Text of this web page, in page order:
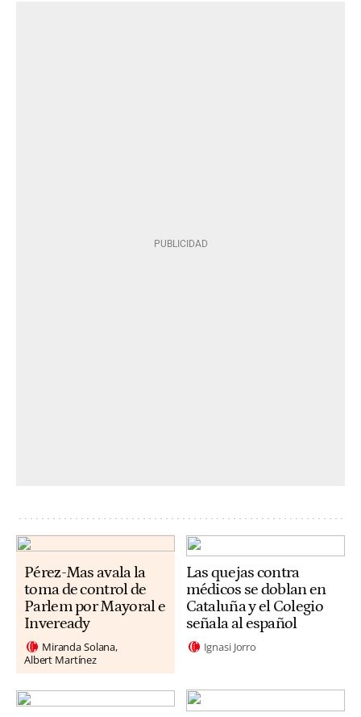
Pérez-Mas avala la
toma de control de
Parlem por Mayoral e
Inveready
Miranda Solana
Albert Martínez
Las quejas contra
médicos se doblan en
Cataluña y el Colegio
señala al español
Ignasi Jorro